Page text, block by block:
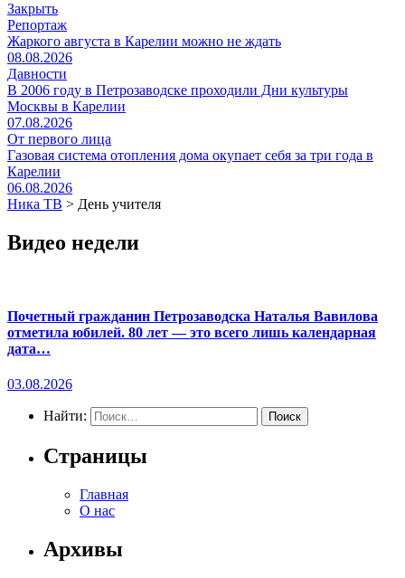
Закрыть
Репортаж
Жаркого августа в Карелии можно не ждать
08.08.2026
Давности
В 2006 году в Петрозаводске проходили Дни культуры
Москвы в Карелии
07.08.2026
От первого лица
Газовая система отопления дома окупает себя за три года в
Карелии
06.08.2026
Ника ТВ > День учителя
Видео недели
Почетный гражданин Петрозаводска Наталья Вавилова
отметила юбилей. 80 лет — это всего лишь календарная
дата…
03.08.2026
Найти:
Страницы
Главная
О нас
Архивы